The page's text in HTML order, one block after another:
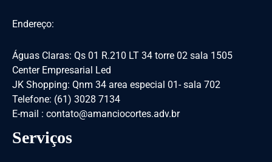
Endereço:
Águas Claras: Qs 01 R.210 LT 34 torre 02 sala 1505
Center Empresarial Led
JK Shopping: Qnm 34 area especial 01- sala 702
Telefone: (61) 3028 7134
E-mail : contato@amanciocortes.adv.br
Serviços